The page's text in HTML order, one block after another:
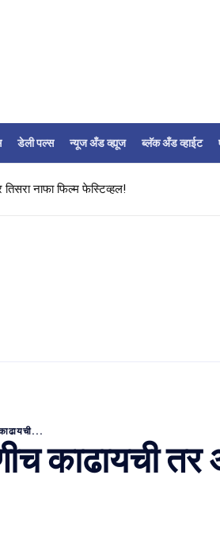
डेली पल्स न्यूज अँड व्ह्यूज ब्लॅक अँड व्हाईट
नाफा फिल्म फेस्टिव्हल!
काढायची